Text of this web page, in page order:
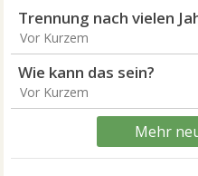
Trennung nach vielen
Vor Kurzem
Wie kann das sein?
Vor Kurzem
Mehr